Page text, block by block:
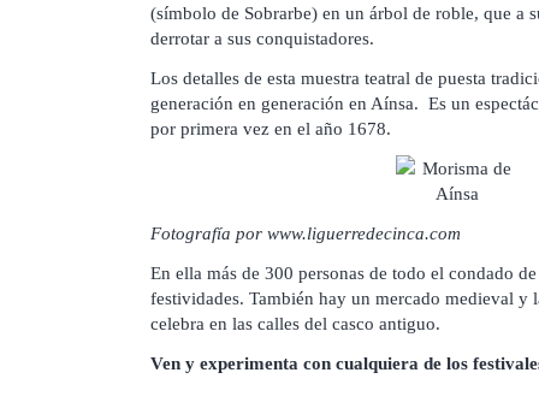
(símbolo de Sobrarbe) en un árbol de roble, que a
derrotar a sus conquistadores.
Los detalles de esta muestra teatral de puesta
generación en generación en Aínsa. Es un
por primera vez en el año 1678.
Fotografía por www.liguerredecinca.com
En ella más de 300 personas de todo el condado
festividades. También hay un mercado medieval y
celebra en las calles del casco antiguo.
Ven y experimenta con cualquiera de los